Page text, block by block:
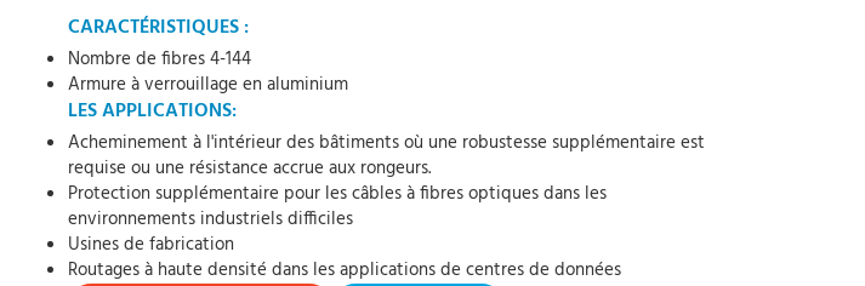
CARACTÉRISTIQUES :
Nombre de fibres 4-144
Armure à verrouillage en aluminium
LES APPLICATIONS:
Acheminement à l'intérieur des bâtiments où une robustesse supplémentaire est
requise ou une résistance accrue aux rongeurs.
Protection supplémentaire pour les câbles à fibres optiques dans les
environnements industriels difficiles
Usines de fabrication
Routages à haute densité dans les applications de centres de données